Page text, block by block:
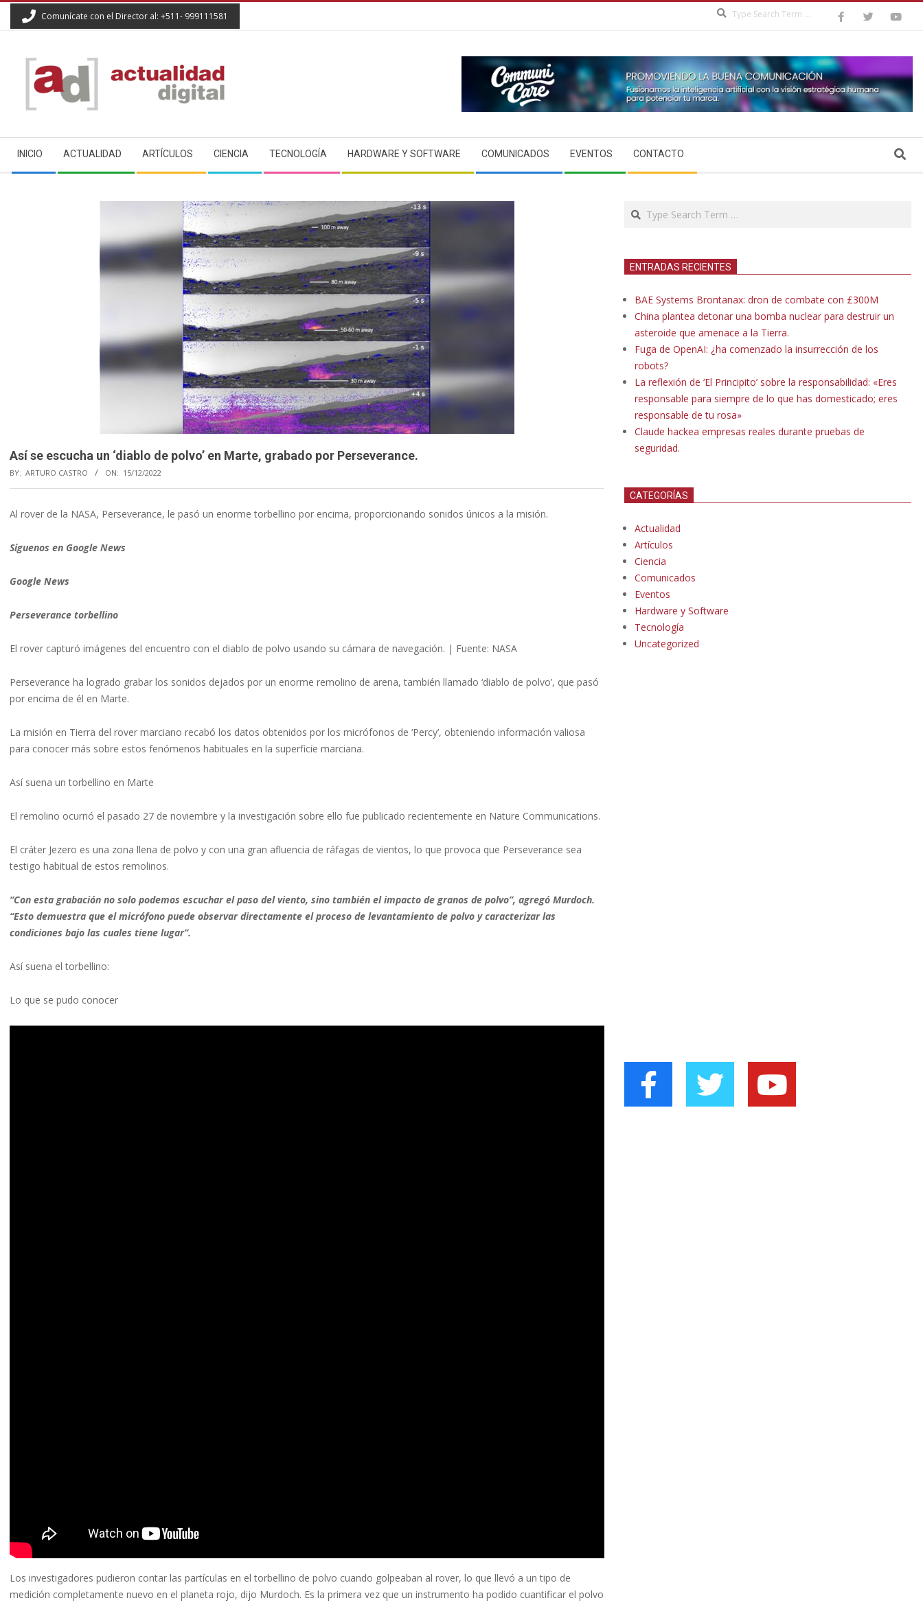
Comunícate con el Director al: +511- 999111581
ACTUALIDAD
DIGITAL
Navigation
Menu
INICIO ACTUALIDAD ARTÍCULOS CIENCIA TECNOLOGÍA HARDWARE Y SOFTWARE COMUNICADOS EVENTOS CONTACTO Search
Así se escucha un ‘diablo de polvo’ en Marte, grabado por Perseverance.
BY: ARTURO CASTRO ON: 15/12/2022
Al rover de la NASA, Perseverance, le pasó un enorme torbellino por encima, proporcionando sonidos únicos a la misión.
Síguenos en Google News
Google News
Perseverance torbellino
El rover capturó imágenes del encuentro con el diablo de polvo usando su cámara de navegación. | Fuente: NASA
Perseverance ha logrado grabar los sonidos dejados por un enorme remolino de arena, también llamado ‘diablo de polvo’, que pasó
por encima de él en Marte.
La misión en Tierra del rover marciano recabó los datos obtenidos por los micrófonos de ‘Percy’, obteniendo información valiosa
para conocer más sobre estos fenómenos habituales en la superficie marciana.
Así suena un torbellino en Marte
El remolino ocurrió el pasado 27 de noviembre y la investigación sobre ello fue publicado recientemente en Nature Communications.
El cráter Jezero es una zona llena de polvo y con una gran afluencia de ráfagas de vientos, lo que provoca que Perseverance sea
testigo habitual de estos remolinos.
“Con esta grabación no solo podemos escuchar el paso del viento, sino también el impacto de granos de polvo”, agregó Murdoch.
“Esto demuestra que el micrófono puede observar directamente el proceso de levantamiento de polvo y caracterizar las
condiciones bajo las cuales tiene lugar”.
Así suena el torbellino:
Lo que se pudo conocer
Los investigadores pudieron contar las partículas en el torbellino de polvo cuando golpeaban al rover, lo que llevó a un tipo de
medición completamente nuevo en el planeta rojo, dijo Murdoch. Es la primera vez que un instrumento ha podido cuantificar el polvo
Search
ENTRADAS RECIENTES
BAE Systems Brontanax: dron de combate con £300M
China plantea detonar una bomba nuclear para destruir un
asteroide que amenace a la Tierra.
Fuga de OpenAI: ¿ha comenzado la insurrección de los
robots?
La reflexión de ‘El Principito’ sobre la responsabilidad: «Eres
responsable para siempre de lo que has domesticado; eres
responsable de tu rosa»
Claude hackea empresas reales durante pruebas de
seguridad.
CATEGORÍAS
Actualidad
Artículos
Ciencia
Comunicados
Eventos
Hardware y Software
Tecnología
Uncategorized